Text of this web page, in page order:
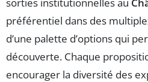
préférentiel dans des
d’une palette d’options qui
découverte. Chaque
encourager la diversité des